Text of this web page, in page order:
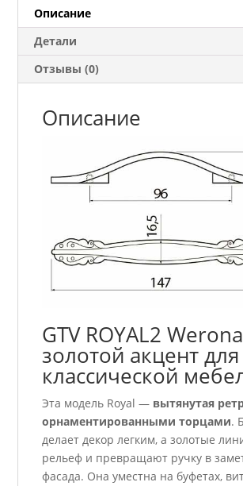
белый/
золото
Описание
Детали
Отзывы (0)
Описание
GTV ROYAL2
золотой акцент для
классической
Эта модель Royal — вытянутая
орнаментированными торцами.
делает декор легким, а золотые
рельеф и превращают ручку в
фасада. Она уместна на буфетах,